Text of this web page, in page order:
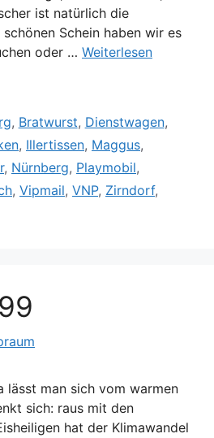
ist natürlich die
Schein haben wir es
oder … Weiterlesen
, Bratwurst, Dienstwagen,
, Illertissen, Maggus,
, Nürnberg, Playmobil,
, Vipmail, VNP, Zirndorf,
lässt man sich vom warmen
sich: raus mit den
hat der Klimawandel